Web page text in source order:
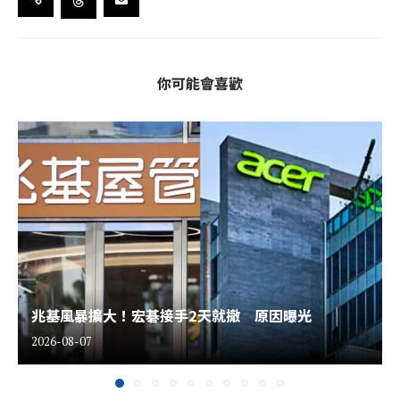
你可能會喜歡
兆基風暴擴大！宏碁接手2天就撤 原因曝光
2026-08-07